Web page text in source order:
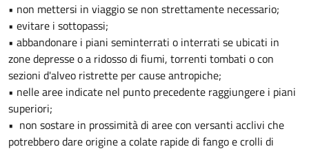
• non mettersi in viaggio se non strettamente necessario;
• evitare i sottopassi;
• abbandonare i piani seminterrati o interrati se ubicati in
zone depresse o a ridosso di fiumi, torrenti tombati o con
sezioni d'alveo ristrette per cause antropiche;
• nelle aree indicate nel punto precedente raggiungere i piani
superiori;
• non sostare in prossimità di aree con versanti acclivi che
potrebbero dare origine a colate rapide di fango e crolli di